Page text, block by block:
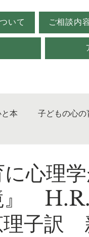
いて ご相談内
本 子どもの心の
に心理
』
理子訳